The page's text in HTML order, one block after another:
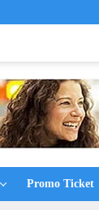
Promo Ticket